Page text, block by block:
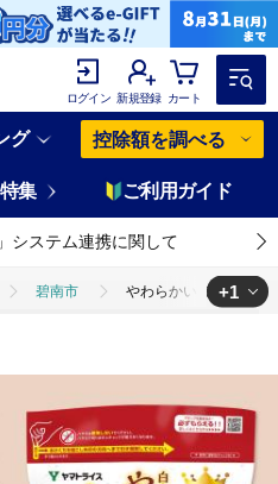
ログイン 新規登録 カート
グ 控除額を調べる
特集 ご利用ガイド
システム連携に関して
碧南市 やわらかい玄米 900g
+1